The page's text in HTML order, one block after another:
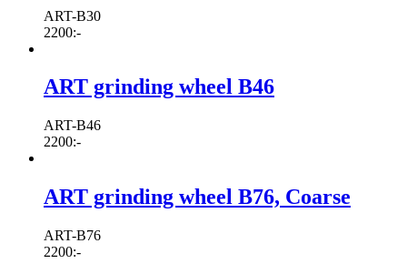
ART-B30
2200:-
ART grinding wheel B46
ART-B46
2200:-
ART grinding wheel B76, Coarse
ART-B76
2200:-